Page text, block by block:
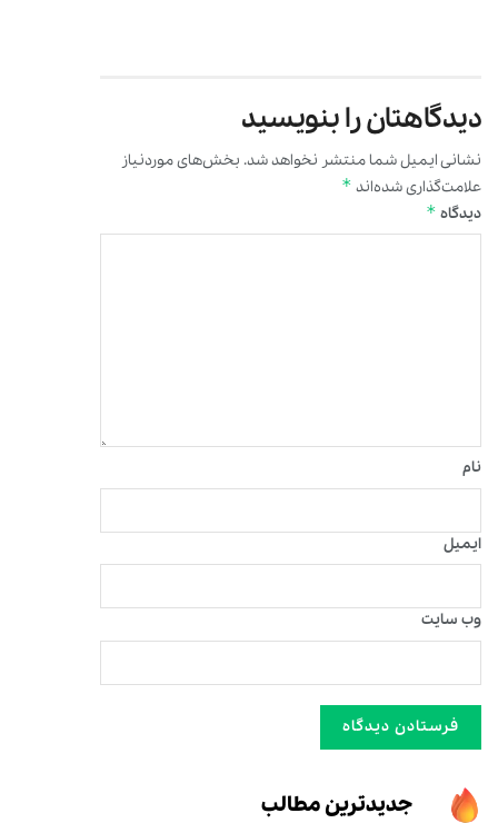
دیدگاهتان را بنویسید
نشانی ایمیل شما منتشر نخواهد شد. بخش‌های موردنیاز
علامت‌گذاری شده‌اند *
دیدگاه *
نام
ایمیل
وب‌ سایت
جدیدترین مطالب